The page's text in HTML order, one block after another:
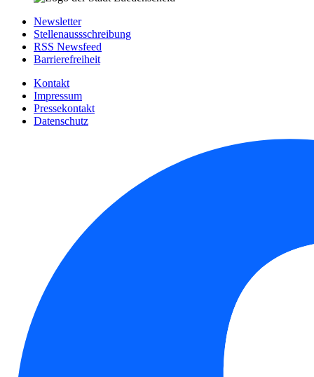
Newsletter
Stellenaussschreibung
RSS Newsfeed
Barrierefreiheit
Kontakt
Impressum
Pressekontakt
Datenschutz